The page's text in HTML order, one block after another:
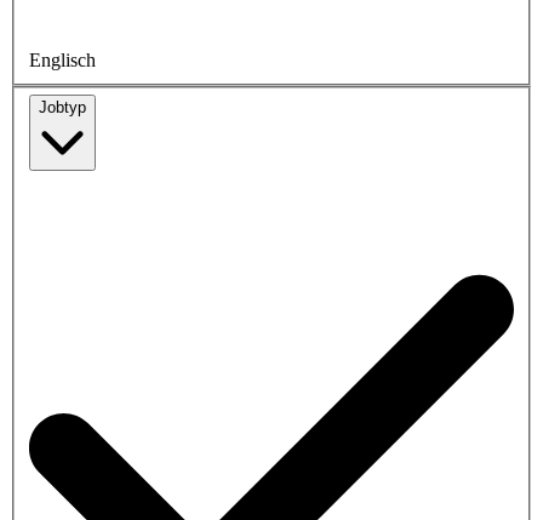
Englisch
Jobtyp